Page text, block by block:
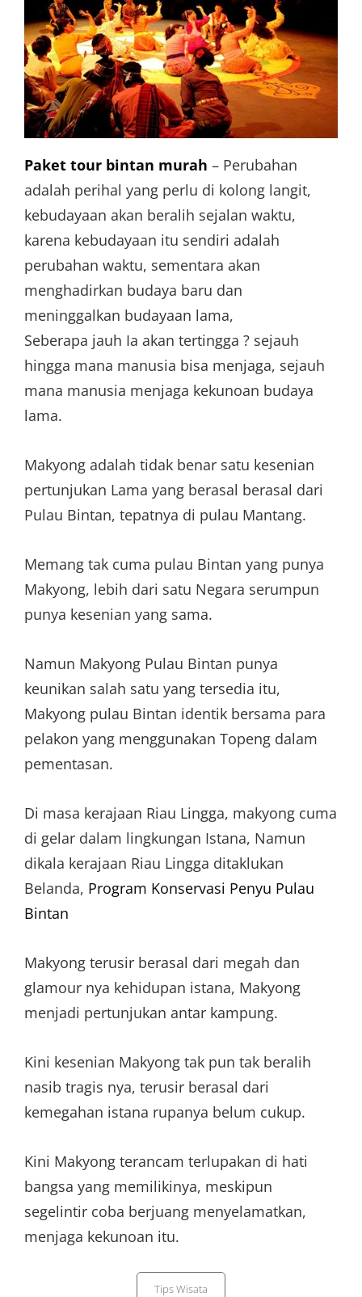
Paket tour bintan murah – Perubahan
adalah perihal yang perlu di kolong langit,
kebudayaan akan beralih sejalan waktu,
karena kebudayaan itu sendiri adalah
perubahan waktu, sementara akan
menghadirkan budaya baru dan
meninggalkan budayaan lama,
Seberapa jauh Ia akan tertingga ? sejauh
hingga mana manusia bisa menjaga, sejauh
mana manusia menjaga kekunoan budaya
lama.
Makyong adalah tidak benar satu kesenian
pertunjukan Lama yang berasal berasal dari
Pulau Bintan, tepatnya di pulau Mantang.
Memang tak cuma pulau Bintan yang punya
Makyong, lebih dari satu Negara serumpun
punya kesenian yang sama.
Namun Makyong Pulau Bintan punya
keunikan salah satu yang tersedia itu,
Makyong pulau Bintan identik bersama para
pelakon yang menggunakan Topeng dalam
pementasan.
Di masa kerajaan Riau Lingga, makyong cuma
di gelar dalam lingkungan Istana, Namun
dikala kerajaan Riau Lingga ditaklukan
Belanda, Program Konservasi Penyu Pulau
Bintan
Makyong terusir berasal dari megah dan
glamour nya kehidupan istana, Makyong
menjadi pertunjukan antar kampung.
Kini kesenian Makyong tak pun tak beralih
nasib tragis nya, terusir berasal dari
kemegahan istana rupanya belum cukup.
Kini Makyong terancam terlupakan di hati
bangsa yang memilikinya, meskipun
segelintir coba berjuang menyelamatkan,
menjaga kekunoan itu.
Categories
Tips Wisata